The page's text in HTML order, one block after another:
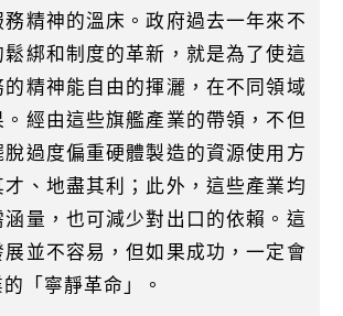
精神的溫床。政府過去一年來不
鬆綁和制度的革新，就是為了使這
精神能自由的揮灑，在不同領域
經由這些旗艦產業的帶領，不但
過度偏重硬體製造的資源使用方
、地盡其利；此外，這些產業均
量，也可減少對出口的依賴。這
並不容易，但如果成功，一定會
「寧靜革命」。